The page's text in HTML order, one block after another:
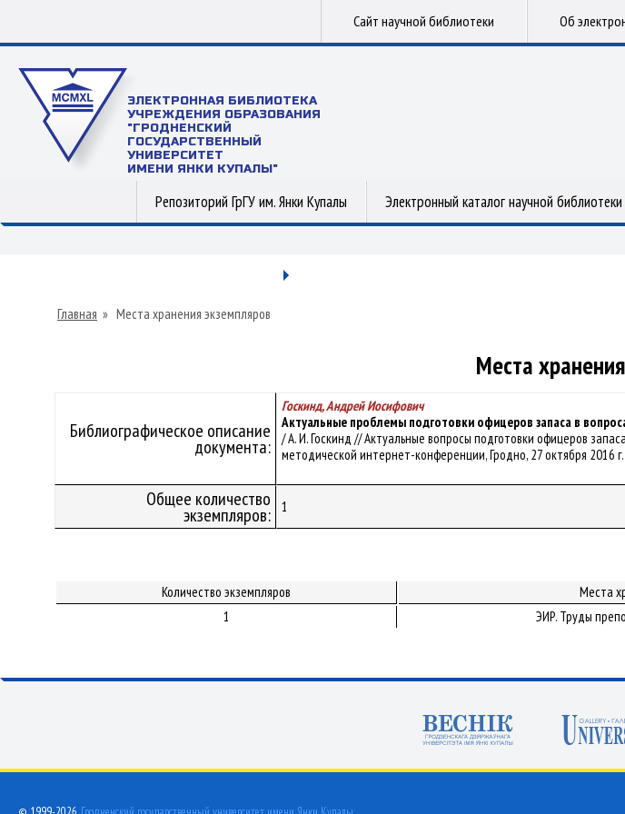
Сайт научной библиотеки Об
ЭЛЕКТРОННАЯ БИБЛИОТЕКА
УЧРЕЖДЕНИЯ ОБРАЗОВАНИЯ
"ГРОДНЕНСКИЙ
ГОСУДАРСТВЕННЫЙ
УНИВЕРСИТЕТ
ИМЕНИ ЯНКИ КУПАЛЫ"
Репозиторий ГрГУ им. Янки Купалы Электронный каталог научной библиотеки
Главная » Места хранения экземпляров
Места
Библиографическое описание
документа:
Госкинд, Андрей Иосифович
Актуальные проблемы подготовки офицеров запаса в
/ А. И. Госкинд // Актуальные вопросы подготовки офицеров
методической интернет-конференции, Гродно, 27 октября 2016 г.
Общее количество
экземпляров: 1
Количество экземпляров Места
1
ЭИР. Труды